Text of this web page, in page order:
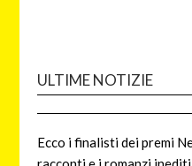
ULTIME NOTIZIE
Ecco i finalisti dei premi